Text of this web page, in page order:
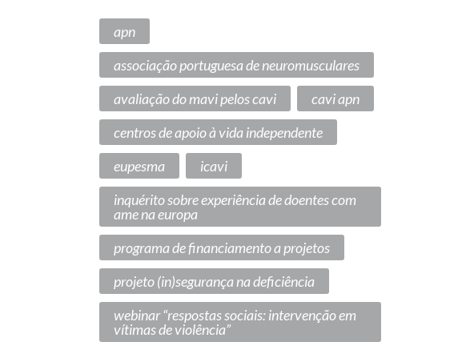
apn
associação portuguesa de neuromusculares
avaliação do mavi pelos cavi
cavi apn
centros de apoio à vida independente
eupesma
icavi
inquérito sobre experiência de doentes com
ame na europa
programa de financiamento a projetos
projeto (in)segurança na deficiência
webinar “respostas sociais: intervenção em
vítimas de violência”